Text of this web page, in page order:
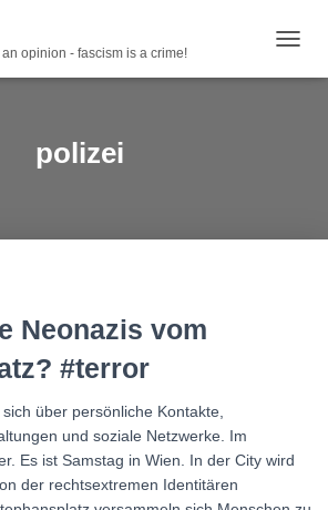
opinion - fascism is a crime!
polizei
Neonazis vom
#terror
über persönliche Kontakte,
und soziale Netzwerke. Im
Es ist Samstag in Wien. In der City wird
der rechtsextremen Identitären